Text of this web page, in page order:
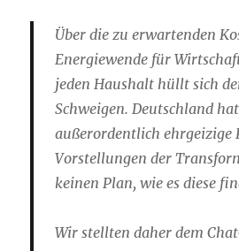
Über die zu erwartenden
Energiewende für
jeden Haushalt hüllt sich
Schweigen. Deutschland
außerordentlich ehrgeizige
Vorstellungen der
keinen Plan, wie es diese
Wir stellten daher dem